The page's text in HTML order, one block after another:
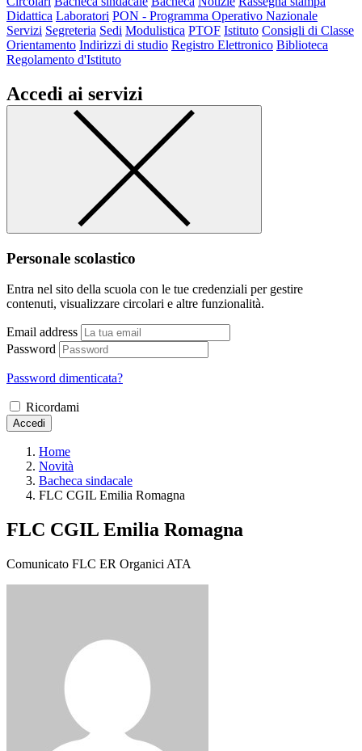
Didattica Laboratori PON - Programma Operativo Nazionale
Servizi Segreteria Sedi Modulistica PTOF Istituto Consigli di Classe
Orientamento Indirizzi di studio Registro Elettronico Biblioteca
Regolamento d'Istituto
Accedi ai servizi
Personale scolastico
Entra nel sito della scuola con le tue credenziali per gestire
contenuti, visualizzare circolari e altre funzionalità.
Email address
Password
Password dimenticata?
Ricordami
Accedi
Home
Novità
Bacheca sindacale
FLC CGIL Emilia Romagna
FLC CGIL Emilia Romagna
Comunicato FLC ER Organici ATA